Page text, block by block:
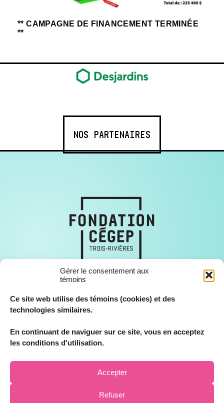
Gérer le consentement aux
témoins
Ce site web utilise des témoins (cookies) et des
technologies similaires.
En continuant de naviguer sur ce site, vous en acceptez
les conditions d'utilisation.
Accepter
Refuser
** CAMPAGNE DE FINANCEMENT TERMINÉE
**
NOS PARTENAIRES
© Fondation Cégep Trois-Rivières, tous droits réservés 2026.